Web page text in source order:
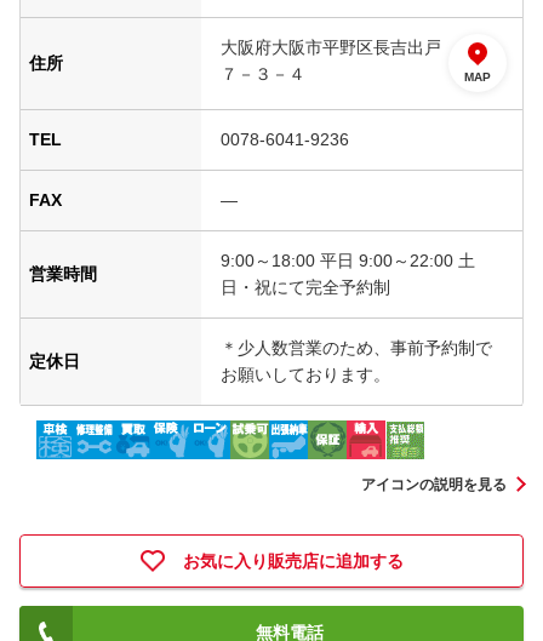
住所
大阪府大阪市平野区長吉出戸
７－３－４
MAP
TEL 0078-6041-9236
FAX ―
営業時間
9:00～18:00 平日 9:00～22:00 土
日・祝にて完全予約制
定休日
＊少人数営業のため、事前予約制で
お願いしております。
アイコンの説明を見る
お気に入り販売店に追加する
無料電話